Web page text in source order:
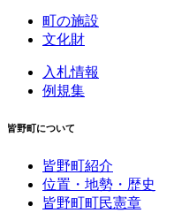
町の施設
文化財
入札情報
例規集
皆野町について
皆野町紹介
位置・地勢・歴史
皆野町町民憲章